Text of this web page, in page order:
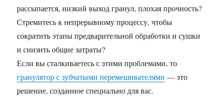
рассыпается, низкий выход гранул, плохая прочность?
Стремитесь к непрерывному процессу, чтобы
сократить этапы предварительной обработки и сушки
и снизить общие затраты?
Если вы сталкиваетесь с этими проблемами, то
гранулятор с зубчатыми перемешивателями — это
решение, созданное специально для вас.